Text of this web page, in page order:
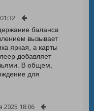
баланса
вызывает
яркая, а карты
добавляет
В общем,
для
2025 18:06